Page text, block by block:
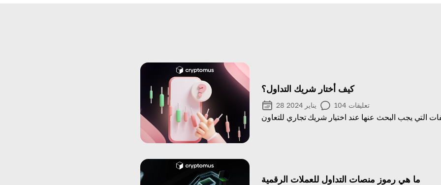
كيف أختار شريك التداول؟
28 يناير 2024 104 تعليقات
التي يجب البحث عنها عند اختيار شريك تجاري للتعاون
ما هي رموز منصات التداول للعملات الرقمية